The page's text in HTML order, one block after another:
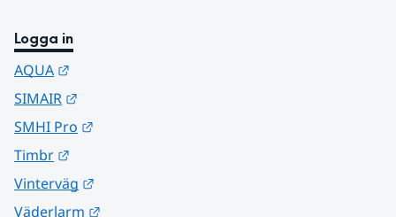
Logga in
AQUA
SIMAIR
SMHI Pro
Timbr
Vinterväg
Väderlarm